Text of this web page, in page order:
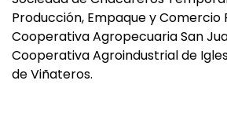
Producción, Empaque y
Cooperativa Agropecuaria San
Cooperativa Agroindustrial de
de Viñateros.